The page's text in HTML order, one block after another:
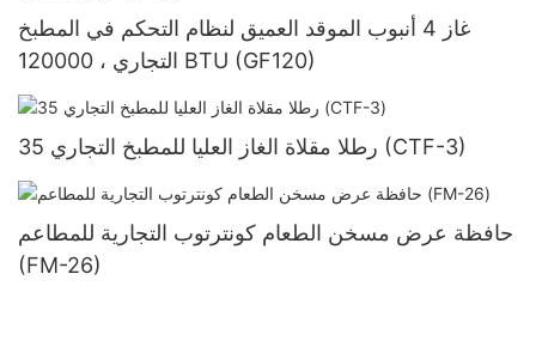
غاز 4 أنبوب الموقد العميق لنظام التحكم في المطبخ
التجاري ، 120000 BTU (GF120)
35 رطلا مقلاة الغاز العليا للمطبخ التجاري (CTF-3)
حافظة عرض مسخن الطعام كونترتوب التجارية للمطاعم
(FM-26)